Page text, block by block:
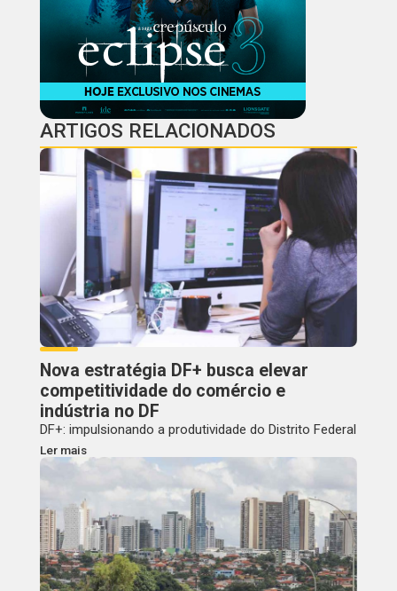
ARTIGOS RELACIONADOS
Nova estratégia DF+ busca elevar
competitividade do comércio e
indústria no DF
DF+: impulsionando a produtividade do Distrito Federal
Ler mais